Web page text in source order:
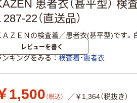
患者衣（甚平型）
287-22（直送品）
ＡＺＥＮの検査着／患者衣(甚平型)です。
レビューを書く
ンキングをみる 検査着・患者衣
1,500 （税込） ／￥1,364（税抜き）